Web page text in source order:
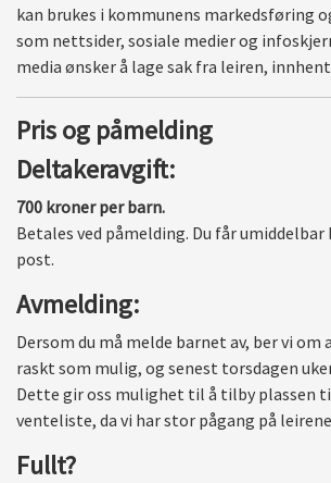
kan brukes i kommunens markedsføring
som nettsider, sosiale medier og
media ønsker å lage sak fra leiren,
Pris og påmelding
Deltakeravgift:
700 kroner per barn.
Betales ved påmelding. Du får umiddelbar
post.
Avmelding:
Dersom du må melde barnet av, ber vi om
raskt som mulig, og senest torsdagen
Dette gir oss mulighet til å tilby plassen
venteliste, da vi har stor pågang på
Fullt?